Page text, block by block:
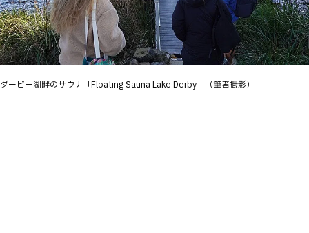
ダービー湖畔のサウナ「Floating Sauna Lake Derby」（筆者撮影）